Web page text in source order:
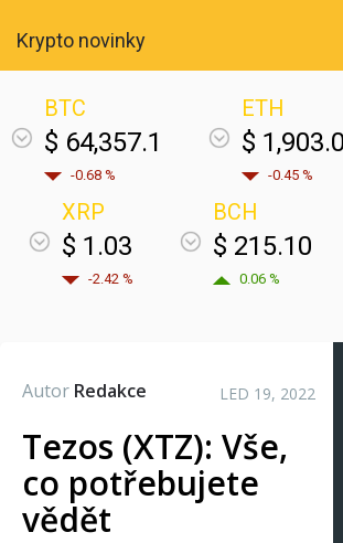
Krypto novinky
BTC
$ 64,357.1
-0.68 %
ETH
$
-0.45 %
XRP
$ 1.03
-2.42 %
BCH
$ 215.10
0.06 %
Autor Redakce LED 19, 2022
Tezos (XTZ): Vše,
co potřebujete
vědět